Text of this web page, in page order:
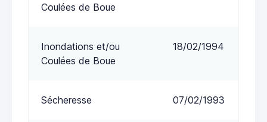
Coulées de Boue
Inondations et/ou
Coulées de Boue
18/02/1994
Sécheresse 07/02/1993